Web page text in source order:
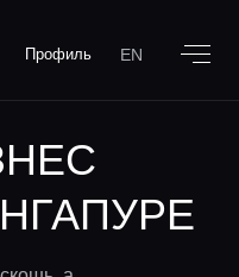
Профиль EN